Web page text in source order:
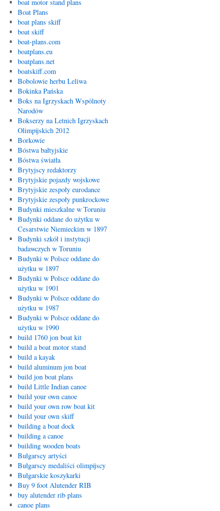
boat motor stand plans
Boat Plans
boat plans skiff
boat skiff
boat-plans.com
boatplans.eu
boatplans.net
boatskiff.com
Bobolowie herbu Leliwa
Bokinka Pańska
Boks na Igrzyskach Wspólnoty
Narodów
Bokserzy na Letnich Igrzyskach
Olimpijskich 2012
Borkowie
Bóstwa bałtyjskie
Bóstwa światła
Brytyjscy redaktorzy
Brytyjskie pojazdy wojskowe
Brytyjskie zespoły eurodance
Brytyjskie zespoły punkrockowe
Budynki mieszkalne w Toruniu
Budynki oddane do użytku w
Cesarstwie Niemieckim w 1897
Budynki szkół i instytucji
badawczych w Toruniu
Budynki w Polsce oddane do
użytku w 1897
Budynki w Polsce oddane do
użytku w 1901
Budynki w Polsce oddane do
użytku w 1987
Budynki w Polsce oddane do
użytku w 1990
build 1760 jon boat kit
build a boat motor stand
build a kayak
build aluminum jon boat
build jon boat plans
build Little Indian canoe
build your own canoe
build your own row boat kit
build your own skiff
building a boat dock
building a canoe
building wooden boats
Bułgarscy artyści
Bułgarscy medaliści olimpijscy
Bułgarskie koszykarki
Buy 9 foot Alutender RIB
buy alutender rib plans
canoe plans